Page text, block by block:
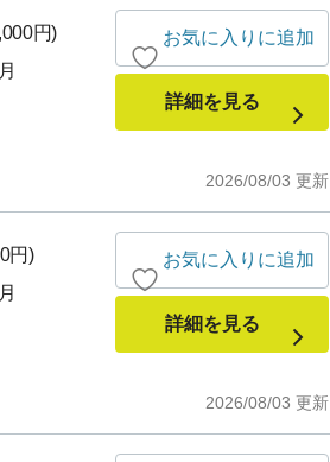
円)
2026/08/03 更新
お気に入りに追加
詳細を見る
円)
2026/08/03 更新
お気に入りに追加
詳細を見る